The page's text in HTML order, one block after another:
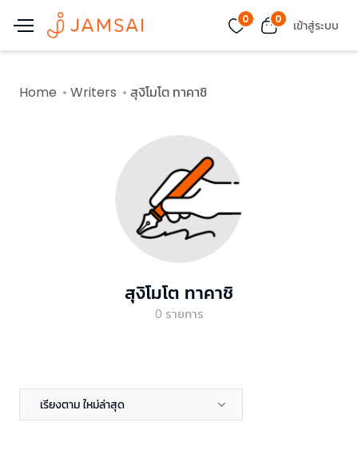
0 0 เข้าสู่ระบบ
Home Writers สุงิโมโต ทาคาชิ
สุงิโมโต ทาคาชิ
0 รายการ
เรียงตาม ใหม่ล่าสุด